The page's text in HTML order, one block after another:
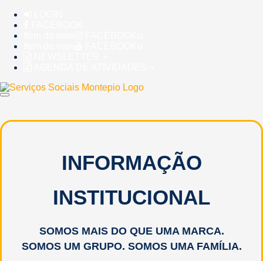
Skip
content
INFORMAÇÃO
INSTITUCIONAL
SOMOS MAIS DO QUE UMA MARCA.
SOMOS UM GRUPO. SOMOS UMA FAMÍLIA.